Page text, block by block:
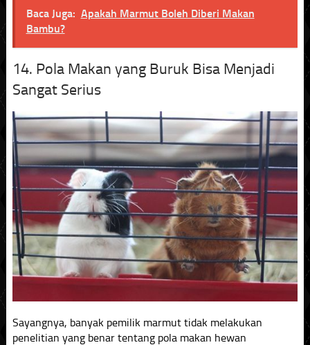
Baca Juga: Apakah Marmut Boleh Diberi Makan
Bambu?
14. Pola Makan yang Buruk Bisa Menjadi
Sangat Serius
Sayangnya, banyak pemilik marmut tidak melakukan
penelitian yang benar tentang pola makan hewan